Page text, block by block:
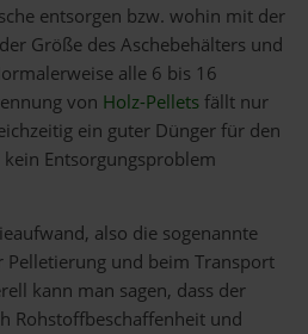
entsorgen bzw. wohin mit der
Größe des Aschebehälters und
alle 6 bis 16
von Holz-Pelletsfällt nur
ein guter Dünger für den
Entsorgungsproblem
also die sogenannte
Pelletierung und beim Transport
kann man sagen, dass der
Rohstoffbeschaffenheit und